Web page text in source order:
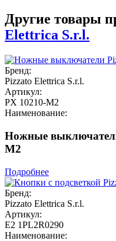
Другие товары
Elettrica S.r.l.
Бренд:
Pizzato Elettrica S.r.l.
Артикул:
PX 10210-M2
Наименование:
Ножные
M2
Подробнее
Бренд:
Pizzato Elettrica S.r.l.
Артикул:
E2 1PL2R0290
Наименование: